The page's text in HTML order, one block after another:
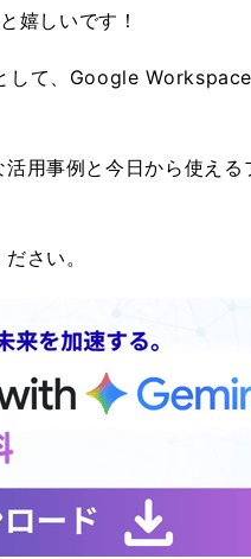
嬉しいです！
して、Google
用事例と今日から使える
さい。